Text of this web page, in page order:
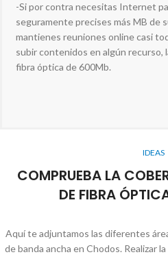
-Si por contra necesitas Internet
seguramente precises más MB de
mantienes reuniones online casi
subir contenidos en algún recurso,
fibra óptica de 600Mb.
IDEAS
COMPRUEBA LA
DE FIBRA
Aquí te adjuntamos las diferentes
de banda ancha en Chodos. Realizar